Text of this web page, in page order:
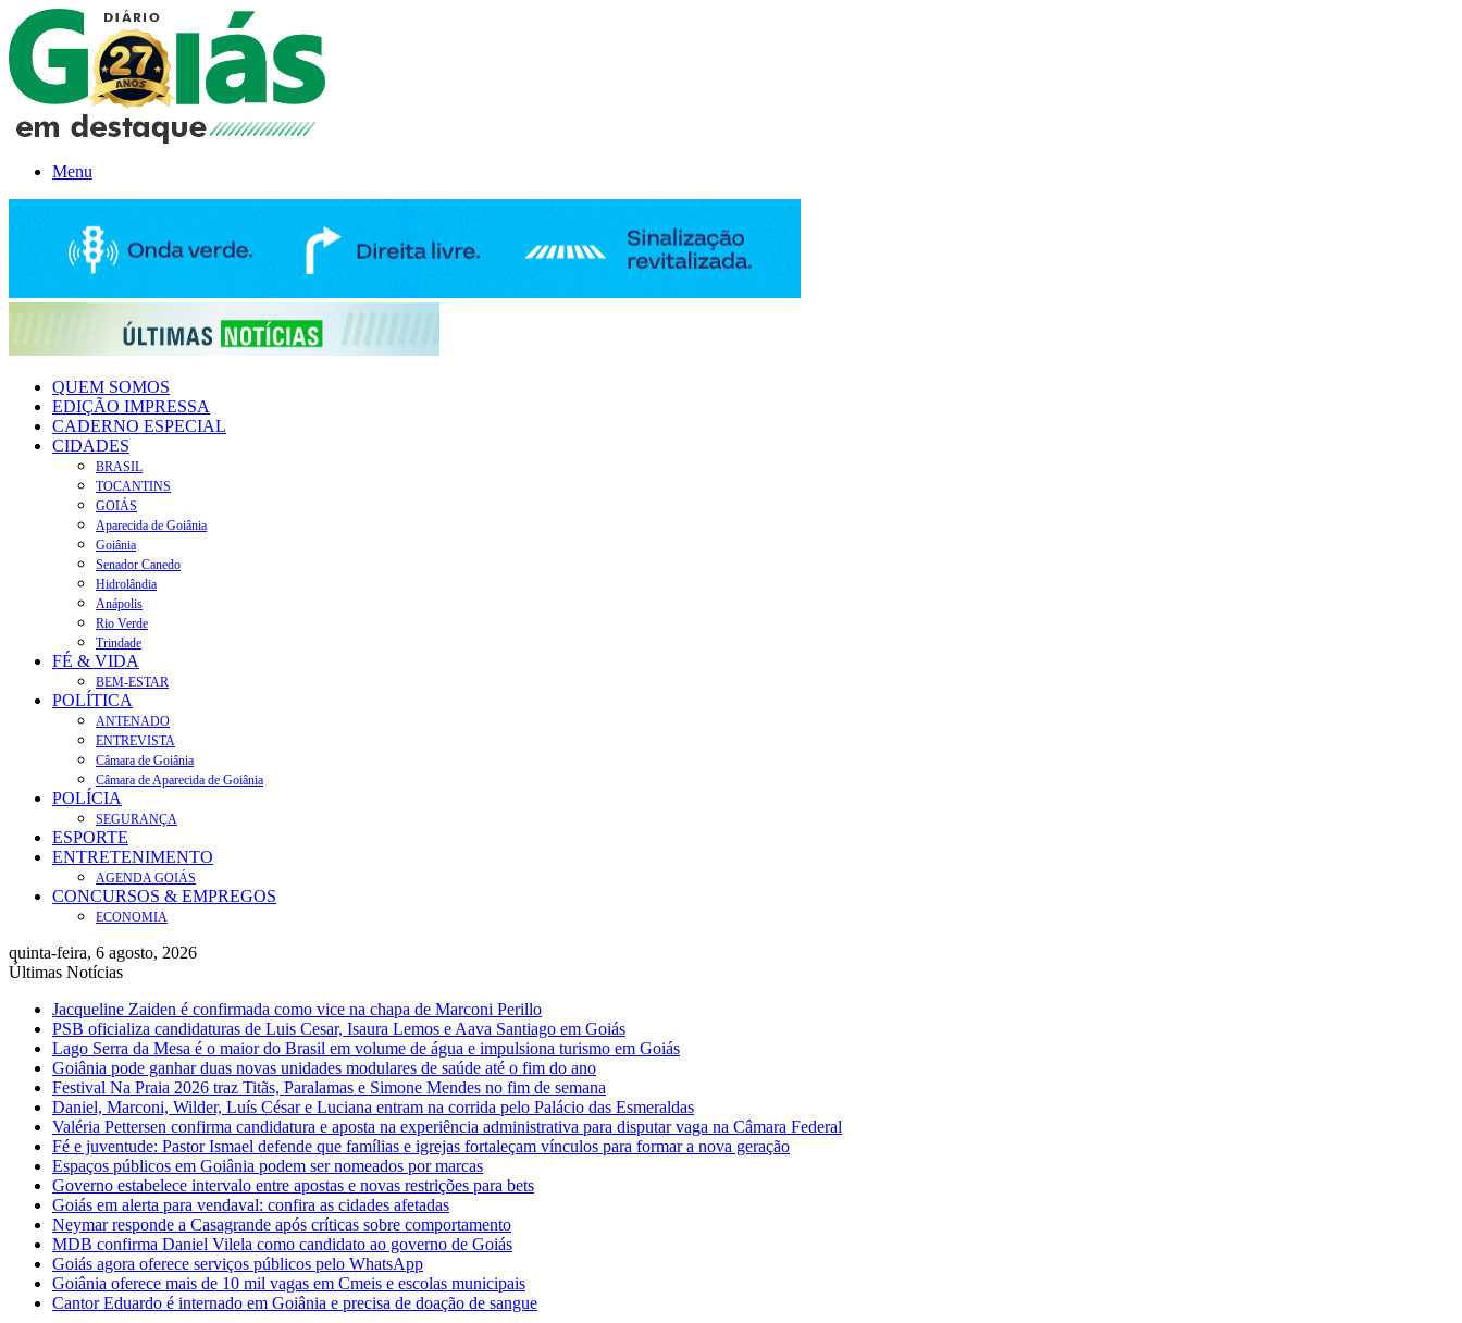
Menu
QUEM SOMOS
EDIÇÃO IMPRESSA
CADERNO ESPECIAL
CIDADES
BRASIL
TOCANTINS
GOIÁS
Aparecida de Goiânia
Goiânia
Senador Canedo
Hidrolândia
Anápolis
Rio Verde
Trindade
FÉ & VIDA
BEM-ESTAR
POLÍTICA
ANTENADO
ENTREVISTA
Câmara de Goiânia
Câmara de Aparecida de Goiânia
POLÍCIA
SEGURANÇA
ESPORTE
ENTRETENIMENTO
AGENDA GOIÁS
CONCURSOS & EMPREGOS
ECONOMIA
quinta-feira, 6 agosto, 2026
Últimas Notícias
Jacqueline Zaiden é confirmada como vice na chapa de Marconi Perillo
PSB oficializa candidaturas de Luis Cesar, Isaura Lemos e Aava Santiago em Goiás
Lago Serra da Mesa é o maior do Brasil em volume de água e impulsiona turismo em Goiás
Goiânia pode ganhar duas novas unidades modulares de saúde até o fim do ano
Festival Na Praia 2026 traz Titãs, Paralamas e Simone Mendes no fim de semana
Daniel, Marconi, Wilder, Luís César e Luciana entram na corrida pelo Palácio das Esmeraldas
Valéria Pettersen confirma candidatura e aposta na experiência administrativa para disputar vaga na Câmara Federal
Fé e juventude: Pastor Ismael defende que famílias e igrejas fortaleçam vínculos para formar a nova geração
Espaços públicos em Goiânia podem ser nomeados por marcas
Governo estabelece intervalo entre apostas e novas restrições para bets
Goiás em alerta para vendaval: confira as cidades afetadas
Neymar responde a Casagrande após críticas sobre comportamento
MDB confirma Daniel Vilela como candidato ao governo de Goiás
Goiás agora oferece serviços públicos pelo WhatsApp
Goiânia oferece mais de 10 mil vagas em Cmeis e escolas municipais
Cantor Eduardo é internado em Goiânia e precisa de doação de sangue